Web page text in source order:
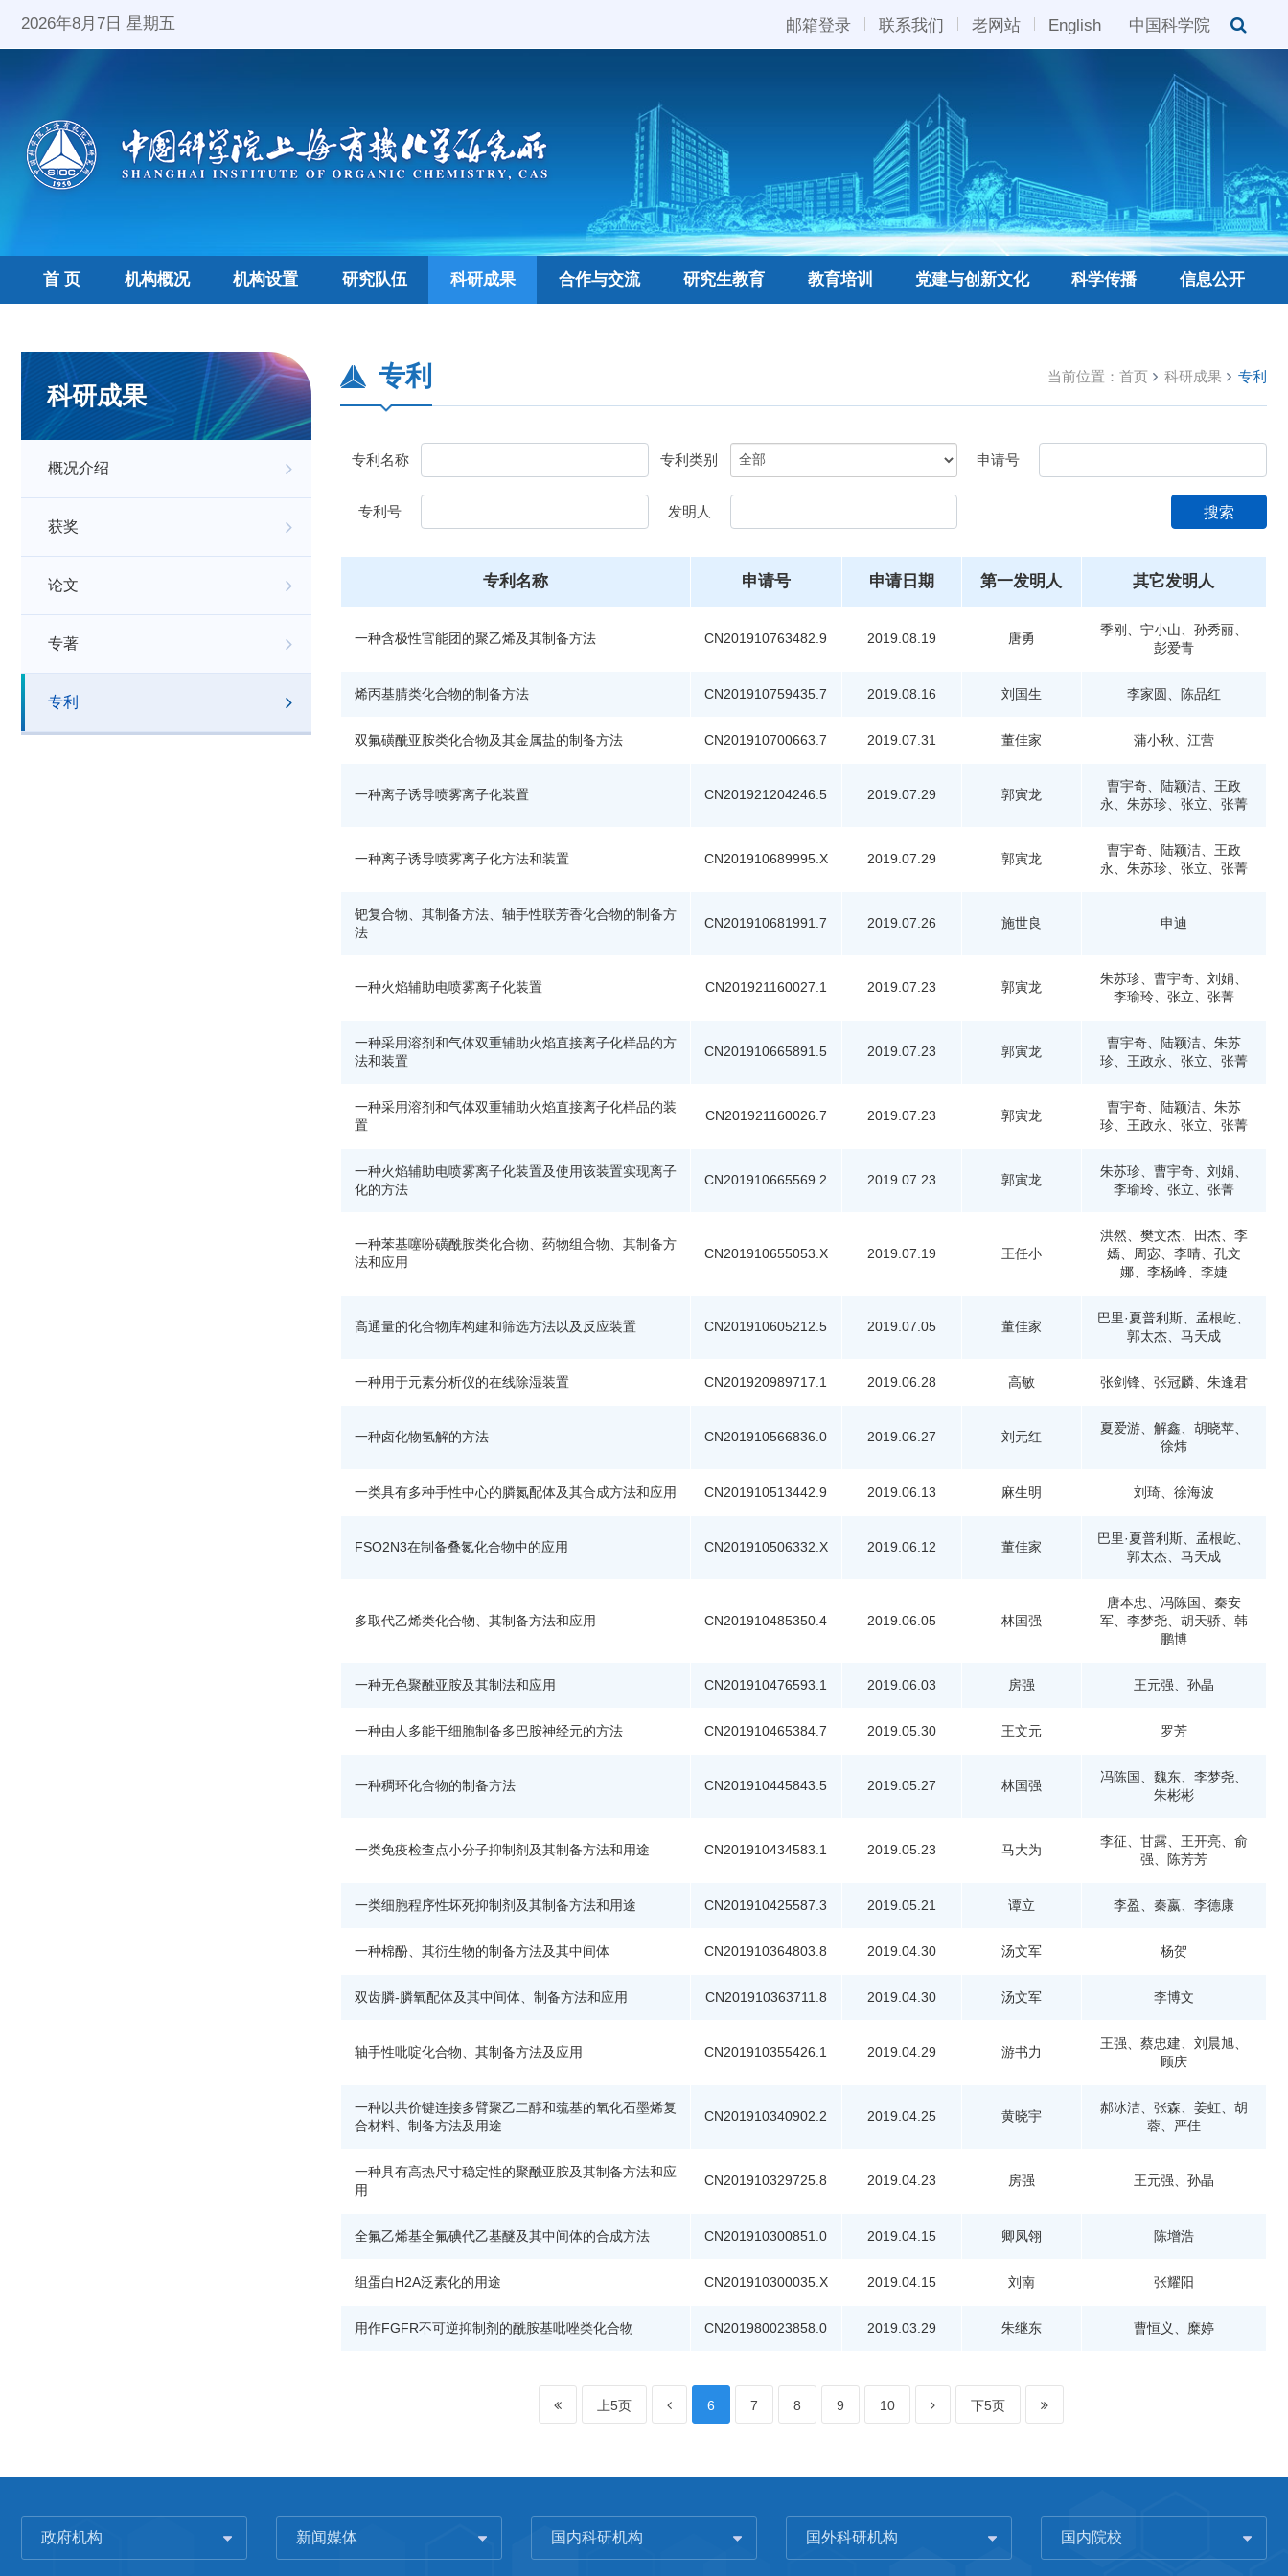
2026年8月7日 星期五 邮箱登录 联系我们 老网站 English 中国科学院
首 页 机构概况 机构设置 研究队伍 科研成果 合作与交流 研究生教育 教育培训 党建与创新文化 科学传播 信息公开
科研成果
概况介绍
获奖
论文
专著
专利
当前位置： 首页 科研成果 专利
专利
专利名称 专利类别 申请号
专利号 发明人 搜索
专利名称 申请号 申请日期 第一发明人 其它发明人
一种含极性官能团的聚乙烯及其制备方法 CN201910763482.9 2019.08.19 唐勇
季刚、宁小山、孙秀丽、
彭爱青
烯丙基腈类化合物的制备方法 CN201910759435.7 2019.08.16 刘国生 李家圆、陈品红
双氟磺酰亚胺类化合物及其金属盐的制备方法 CN201910700663.7 2019.07.31 董佳家 蒲小秋、江营
一种离子诱导喷雾离子化装置 CN201921204246.5 2019.07.29 郭寅龙
曹宇奇、陆颖洁、王政
永、朱苏珍、张立、张菁
一种离子诱导喷雾离子化方法和装置 CN201910689995.X 2019.07.29 郭寅龙
曹宇奇、陆颖洁、王政
永、朱苏珍、张立、张菁
钯复合物、其制备方法、轴手性联芳香化合物的制备方
法
CN201910681991.7 2019.07.26 施世良 申迪
一种火焰辅助电喷雾离子化装置 CN201921160027.1 2019.07.23 郭寅龙
朱苏珍、曹宇奇、刘娟、
李瑜玲、张立、张菁
一种采用溶剂和气体双重辅助火焰直接离子化样品的方
法和装置
CN201910665891.5 2019.07.23 郭寅龙
曹宇奇、陆颖洁、朱苏
珍、王政永、张立、张菁
一种采用溶剂和气体双重辅助火焰直接离子化样品的装
置
CN201921160026.7 2019.07.23 郭寅龙
曹宇奇、陆颖洁、朱苏
珍、王政永、张立、张菁
一种火焰辅助电喷雾离子化装置及使用该装置实现离子
化的方法
CN201910665569.2 2019.07.23 郭寅龙
朱苏珍、曹宇奇、刘娟、
李瑜玲、张立、张菁
一种苯基噻吩磺酰胺类化合物、药物组合物、其制备方
法和应用
CN201910655053.X 2019.07.19 王任小
洪然、樊文杰、田杰、李
嫣、周宓、李晴、孔文
娜、李杨峰、李婕
高通量的化合物库构建和筛选方法以及反应装置 CN201910605212.5 2019.07.05 董佳家
巴里·夏普利斯、孟根屹、
郭太杰、马天成
一种用于元素分析仪的在线除湿装置 CN201920989717.1 2019.06.28 高敏 张剑锋、张冠麟、朱逢君
一种卤化物氢解的方法 CN201910566836.0 2019.06.27 刘元红
夏爱游、解鑫、胡晓苹、
徐炜
一类具有多种手性中心的膦氮配体及其合成方法和应用 CN201910513442.9 2019.06.13 麻生明 刘琦、徐海波
FSO2N3在制备叠氮化合物中的应用 CN201910506332.X 2019.06.12 董佳家
巴里·夏普利斯、孟根屹、
郭太杰、马天成
多取代乙烯类化合物、其制备方法和应用 CN201910485350.4 2019.06.05 林国强
唐本忠、冯陈国、秦安
军、李梦尧、胡天骄、韩
鹏博
一种无色聚酰亚胺及其制法和应用 CN201910476593.1 2019.06.03 房强 王元强、孙晶
一种由人多能干细胞制备多巴胺神经元的方法 CN201910465384.7 2019.05.30 王文元 罗芳
一种稠环化合物的制备方法 CN201910445843.5 2019.05.27 林国强
冯陈国、魏东、李梦尧、
朱彬彬
一类免疫检查点小分子抑制剂及其制备方法和用途 CN201910434583.1 2019.05.23 马大为
李征、甘露、王开亮、俞
强、陈芳芳
一类细胞程序性坏死抑制剂及其制备方法和用途 CN201910425587.3 2019.05.21 谭立 李盈、秦嬴、李德康
一种棉酚、其衍生物的制备方法及其中间体 CN201910364803.8 2019.04.30 汤文军 杨贺
双齿膦-膦氧配体及其中间体、制备方法和应用 CN201910363711.8 2019.04.30 汤文军 李博文
轴手性吡啶化合物、其制备方法及应用 CN201910355426.1 2019.04.29 游书力
王强、蔡忠建、刘晨旭、
顾庆
一种以共价键连接多臂聚乙二醇和巯基的氧化石墨烯复
合材料、制备方法及用途
CN201910340902.2 2019.04.25 黄晓宇
郝冰洁、张森、姜虹、胡
蓉、严佳
一种具有高热尺寸稳定性的聚酰亚胺及其制备方法和应
用
CN201910329725.8 2019.04.23 房强 王元强、孙晶
全氟乙烯基全氟碘代乙基醚及其中间体的合成方法 CN201910300851.0 2019.04.15 卿凤翎 陈增浩
组蛋白H2A泛素化的用途 CN201910300035.X 2019.04.15 刘南 张耀阳
用作FGFR不可逆抑制剂的酰胺基吡唑类化合物 CN201980023858.0 2019.03.29 朱继东 曹恒义、糜婷
上5页 6 7 8 9 10 下5页
政府机构 新闻媒体 国内科研机构 国外科研机构 国内院校